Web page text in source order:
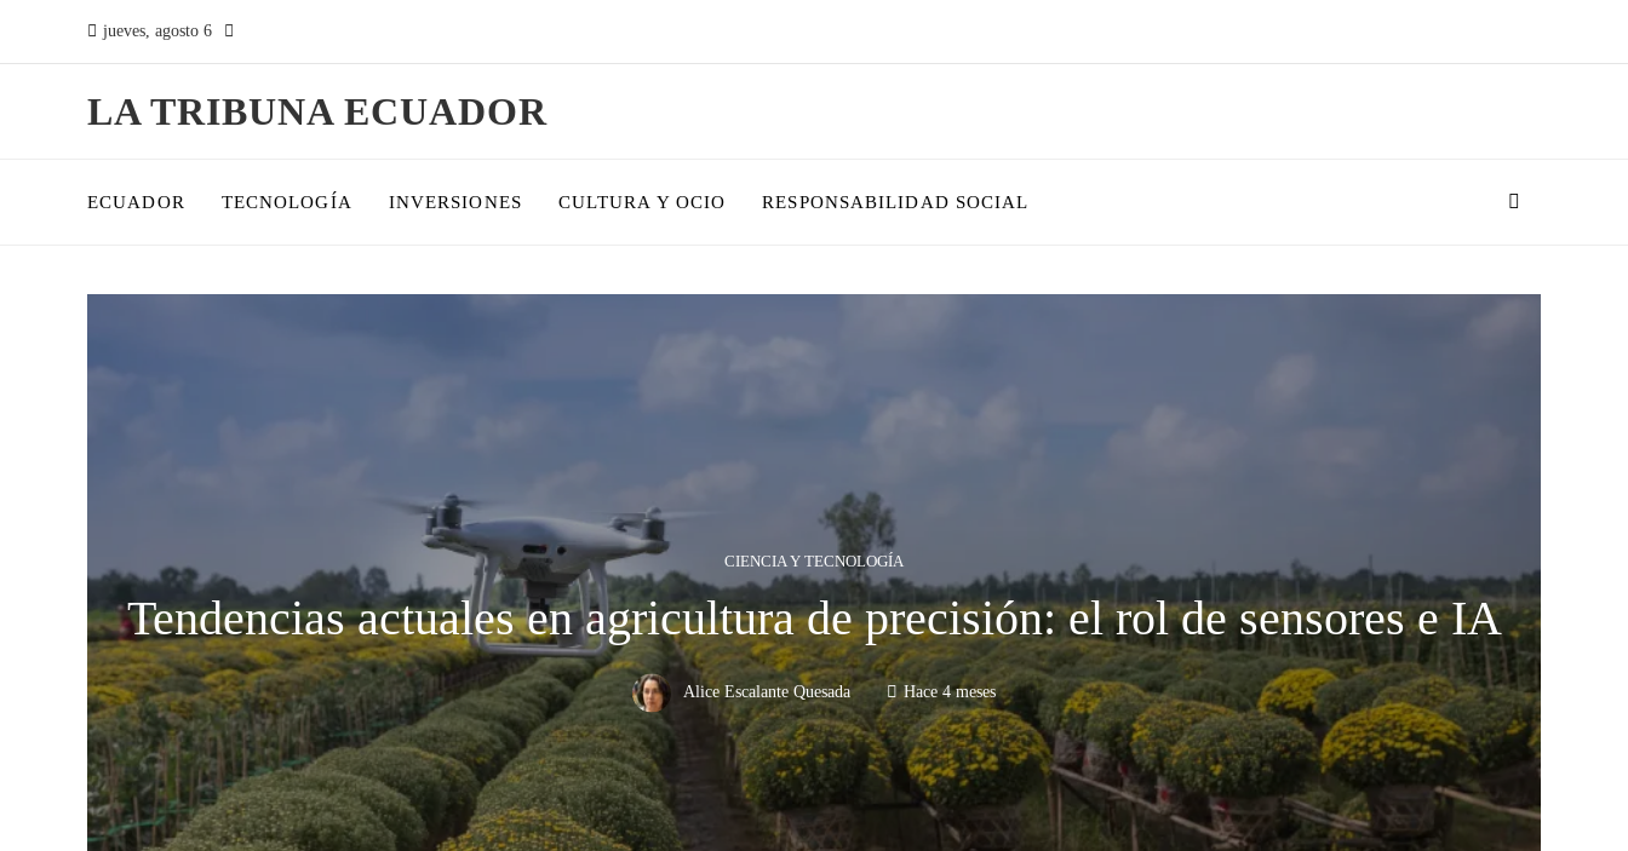
jueves, agosto 6
LA TRIBUNA ECUADOR
ECUADOR TECNOLOGÍA INVERSIONES CULTURA Y OCIO RESPONSABILIDAD SOCIAL
CIENCIA Y TECNOLOGÍA
Tendencias actuales en agricultura de precisión: el rol de sensores e IA
Alice Escalante Quesada Hace 4 meses